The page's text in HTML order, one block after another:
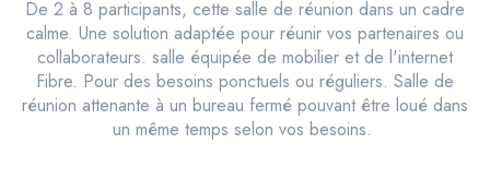
De 2 à 8 participants, cette salle de réunion dans un cadre
calme. Une solution adaptée pour réunir vos partenaires ou
collaborateurs. salle équipée de mobilier et de l'internet
Fibre. Pour des besoins ponctuels ou réguliers. Salle de
réunion attenante à un bureau fermé pouvant être loué dans
un même temps selon vos besoins.